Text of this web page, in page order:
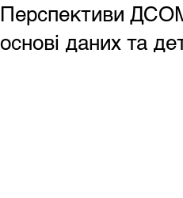
Перспективи
основі даних та